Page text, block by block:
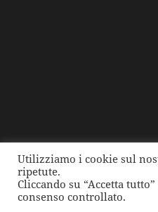
© 2026 Collegio
Utilizziamo i cookie sul
ripetute.
Cliccando su “Accetta
consenso controllato.